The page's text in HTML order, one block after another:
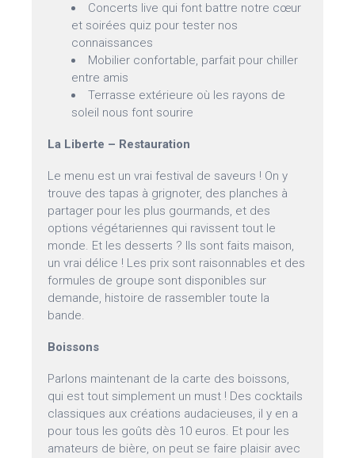
Concerts live qui font battre notre cœur
et soirées quiz pour tester nos
connaissances
Mobilier confortable, parfait pour chiller
entre amis
Terrasse extérieure où les rayons de
soleil nous font sourire
La Liberte – Restauration
Le menu est un vrai festival de saveurs ! On y
trouve des tapas à grignoter, des planches à
partager pour les plus gourmands, et des
options végétariennes qui ravissent tout le
monde. Et les desserts ? Ils sont faits maison,
un vrai délice ! Les prix sont raisonnables et des
formules de groupe sont disponibles sur
demande, histoire de rassembler toute la
bande.
Boissons
Parlons maintenant de la carte des boissons,
qui est tout simplement un must ! Des cocktails
classiques aux créations audacieuses, il y en a
pour tous les goûts dès 10 euros. Et pour les
amateurs de bière, on peut se faire plaisir avec